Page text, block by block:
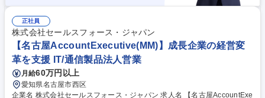
正社員
株式会社セールスフォース・ジャパン
【名古屋AccountExecutive(MM)】成長企業の経営変
革を支援 IT/通信製品法人営業
月給60万円以上
愛知県名古屋市西区
企業名 株式会社セールスフォース・ジャパン 求人名 【名古屋AccountExe